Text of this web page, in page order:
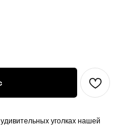
уголках нашей